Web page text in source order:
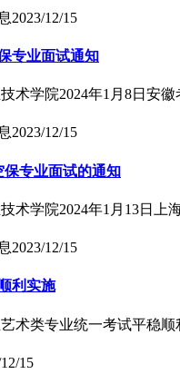
2023/12/15
专业面试通知
术学院2024年1月8日安
2023/12/15
保专业面试的通知
术学院2024年1月13日上
2023/12/15
利实施
术类专业统一考试平稳顺
15